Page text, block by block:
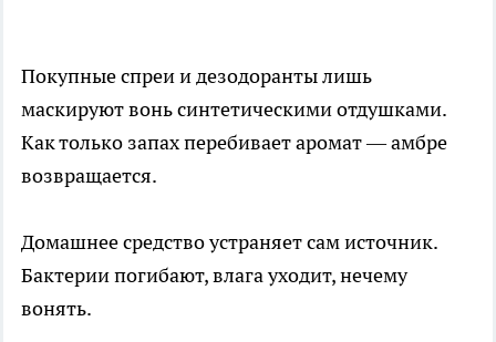
Покупные спреи и дезодоранты лишь
маскируют вонь синтетическими отдушками.
Как только запах перебивает аромат — амбре
возвращается.
Домашнее средство устраняет сам источник.
Бактерии погибают, влага уходит, нечему
вонять.